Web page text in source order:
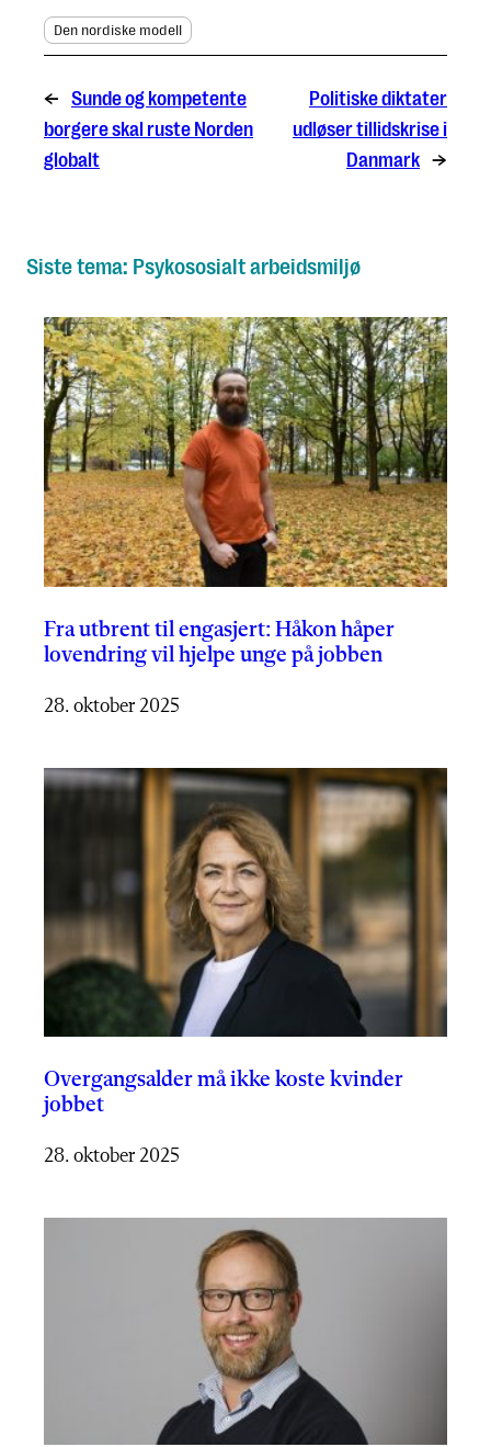
Den nordiske modell
← Sunde og kompetente
borgere skal ruste Norden
globalt
Politiske diktater
udløser tillidskrise i
Danmark →
Siste tema: Psykososialt arbeidsmiljø
Fra utbrent til engasjert: Håkon håper
lovendring vil hjelpe unge på jobben
28. oktober 2025
Overgangsalder må ikke koste kvinder
jobbet
28. oktober 2025